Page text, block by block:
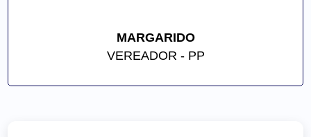
MARGARIDO
VEREADOR - PP